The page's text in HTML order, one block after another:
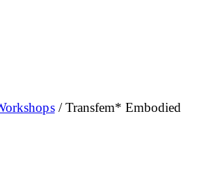
/ Transfem* Embodied